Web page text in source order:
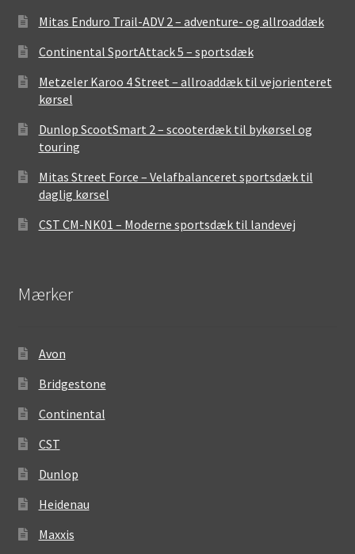
Mitas Enduro Trail-ADV 2 – adventure- og allroaddæk
Continental SportAttack 5 – sportsdæk
Metzeler Karoo 4 Street – allroaddæk til vejorienteret
kørsel
Dunlop ScootSmart 2 – scooterdæk til bykørsel og
touring
Mitas Street Force – Velafbalanceret sportsdæk til
daglig kørsel
CST CM-NK01 – Moderne sportsdæk til landevej
Mærker
Avon
Bridgestone
Continental
CST
Dunlop
Heidenau
Maxxis